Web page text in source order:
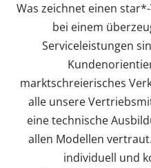
Was zeichnet einen
bei einem
Serviceleistungen
marktschreierisches
alle unsere
eine technische
allen Modellen
individuell und